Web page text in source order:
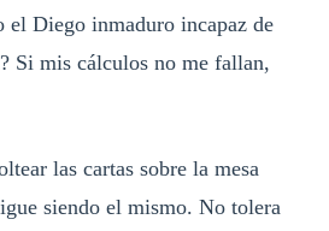
el Diego inmaduro incapaz de
Si mis cálculos no me fallan,
las cartas sobre la mesa
siendo el mismo. No tolera